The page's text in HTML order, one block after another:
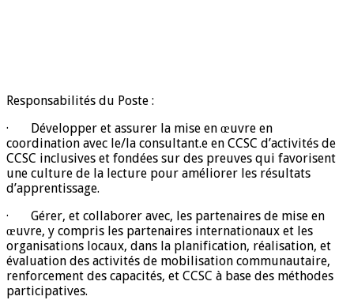
Responsabilités du Poste :
· Développer et assurer la mise en œuvre en
coordination avec le/la consultant.e en CCSC d’activités de
CCSC inclusives et fondées sur des preuves qui favorisent
une culture de la lecture pour améliorer les résultats
d’apprentissage.
· Gérer, et collaborer avec, les partenaires de mise en
œuvre, y compris les partenaires internationaux et les
organisations locaux, dans la planification, réalisation, et
évaluation des activités de mobilisation communautaire,
renforcement des capacités, et CCSC à base des méthodes
participatives.